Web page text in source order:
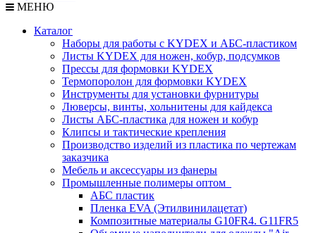
МЕНЮ
Каталог
Наборы для работы с KYDEX и АБС-пластиком
Листы KYDEX для ножен, кобур, подсумков
Прессы для формовки KYDEX
Термопоролон для формовки KYDEX
Инструменты для установки фурнитуры
Люверсы, винты, хольнитены для кайдекса
Листы АБС-пластика для ножен и кобур
Клипсы и тактические крепления
Производство изделий из пластика по чертежам
заказчика
Мебель и аксессуары из фанеры
Промышленные полимеры оптом
АБС пластик
Пленка EVA (Этилвинилацетат)
Композитные материалы G10FR4. G11FR5